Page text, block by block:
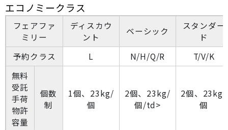
エコノミークラス
フェアファ
ミリー
ディスカウ
ント
ベーシック
スタンダー
ド
予約クラス
L N/H/Q/R
T/V/K
無料
受託
手荷
物許
容量
個数
制
1個、23kg/
個
2個、23kg/
個/td>
2個、23kg/
個